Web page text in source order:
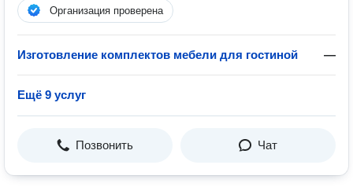
Организация проверена
Изготовление комплектов мебели для гостиной —
Ещё 9 услуг
Позвонить Чат